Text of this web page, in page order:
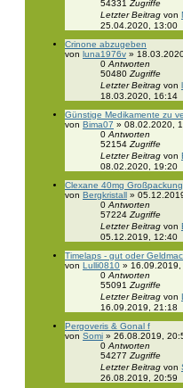
54331Zugriffe
Letzter Beitrag von
25.04.2020, 13:00
Crinone abzugeben
von luna1976v »
0Antworten
50480Zugriffe
Letzter Beitrag von
18.03.2020, 16:14
Günstige Medikamente zu
von Bima07 » 08.02.2020,
0Antworten
52154Zugriffe
Letzter Beitrag von
08.02.2020, 19:20
Clexane 40mg
von Bergkristall »
0Antworten
57224Zugriffe
Letzter Beitrag von
05.12.2019, 12:40
Timelaps - gut oder
von Lulli0810 » 16.09.2019,
0Antworten
55091Zugriffe
Letzter Beitrag von
16.09.2019, 21:18
Pergoveris & Gonal f
von Somi » 26.08.2019,
0Antworten
54277Zugriffe
Letzter Beitrag von
26.08.2019, 20:59